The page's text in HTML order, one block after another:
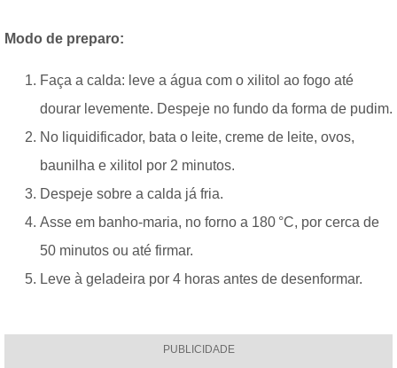
Modo de preparo:
Faça a calda: leve a água com o xilitol ao fogo até
dourar levemente. Despeje no fundo da forma de pudim.
No liquidificador, bata o leite, creme de leite, ovos,
baunilha e xilitol por 2 minutos.
Despeje sobre a calda já fria.
Asse em banho-maria, no forno a 180 °C, por cerca de
50 minutos ou até firmar.
Leve à geladeira por 4 horas antes de desenformar.
PUBLICIDADE